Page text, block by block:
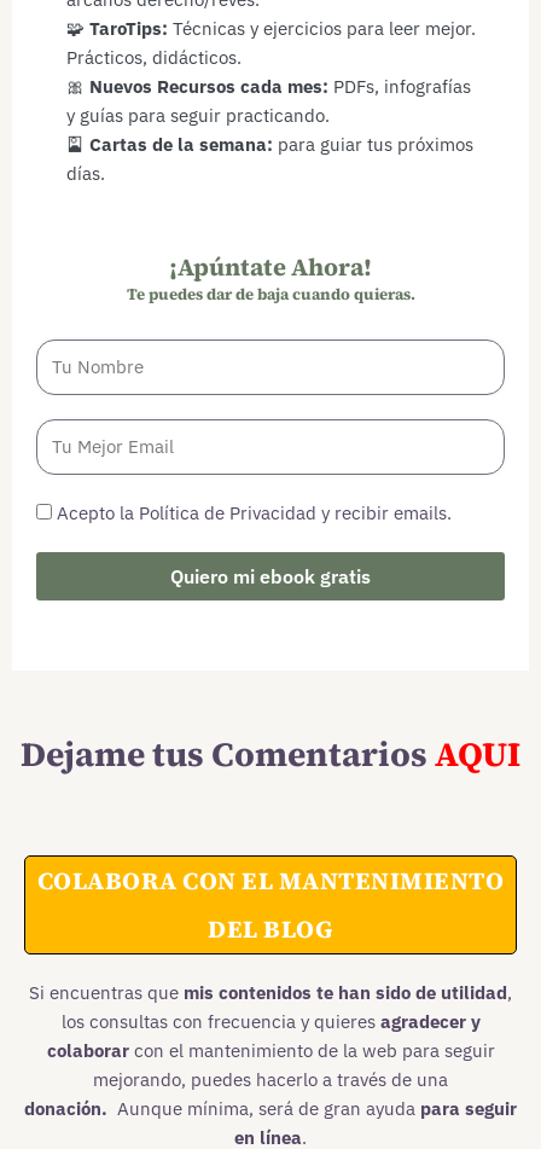
🧩 TaroTips: Técnicas y ejercicios para leer mejor.
Prácticos, didácticos.
🎀 Nuevos Recursos cada mes: PDFs, infografías
y guías para seguir practicando.
🎴 Cartas de la semana: para guiar tus próximos
días.
¡Apúntate Ahora!
Te puedes dar de baja cuando quieras.
Acepto la Política de Privacidad y recibir emails.
Quiero mi ebook gratis
Dejame tus ComentariosAQUI
COLABORA CON EL MANTENIMIENTO
DEL BLOG
Si encuentras que mis contenidos te han sido de utilidad,
los consultas con frecuencia y quieres agradecer y
colaborarcon el mantenimiento de la web para seguir
mejorando, puedes hacerlo a través de una
donación. Aunque mínima, será de gran ayuda para seguir
en línea.